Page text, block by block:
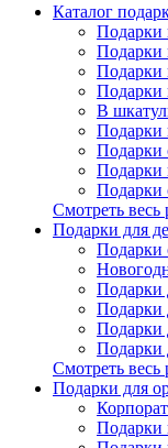
Каталог
Подарки
Подарки
Подарки
Подарки
В
Подарки
Подарки
Подарки
Подарки
Смотреть весь
Подарки для
Подарки
Подарки
Подарки
Подарки
Подарки
Смотреть весь
Подарки для
Подарки